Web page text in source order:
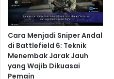
Cara Menjadi Sniper Andal
di Battlefield 6: Teknik
Menembak Jarak Jauh
yang Wajib Dikuasai
Pemain